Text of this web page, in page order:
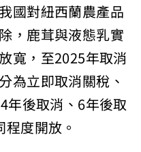
國對紐西蘭農產品
，鹿茸與液態乳實
寬，至2025年取消
為立即取消關稅、
後取消、6年後取
度開放。